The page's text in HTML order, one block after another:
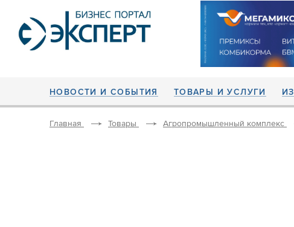
НОВОСТИ И СОБЫТИЯ ТОВАРЫ И УСЛУГИ
Главная Товары Агропромышленный комплекс